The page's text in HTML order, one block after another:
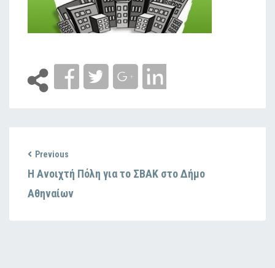
Previous
Η Ανοιχτή Πόλη για το ΣΒΑΚ στο Δήμο
Αθηναίων